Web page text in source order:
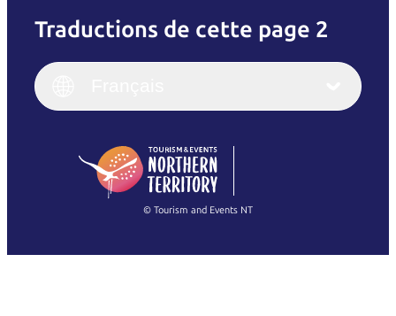
Traductions de cette page 2
English
(Singapore)
Français
Italiano
繁體中文
© Tourism and Events NT